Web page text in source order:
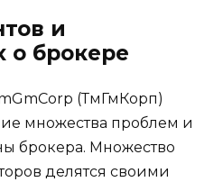
и
о брокере
(ТмГмКорп)
множества проблем и
брокера. Множество
делятся своими